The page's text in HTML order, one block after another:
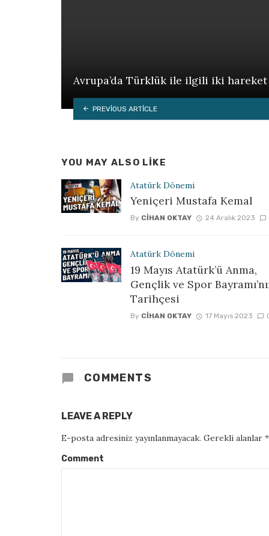
Avrupa’da Türklük ile ilgili iki hareket
PREVIOUS ARTICLE
YOU MAY ALSO LIKE
Atatürk Dönemi
Yeniçeri Mustafa Kemal
By CIHAN OKTAY 24 Aralık 2023
Atatürk Dönemi
19 Mayıs Atatürk’ü Anma,
Gençlik ve Spor
Tarihçesi
By CIHAN OKTAY 17 Mayıs 2023
COMMENTS
LEAVE A REPLY
E-posta adresiniz yayınlanmayacak. Gerekli alanlar *
Comment